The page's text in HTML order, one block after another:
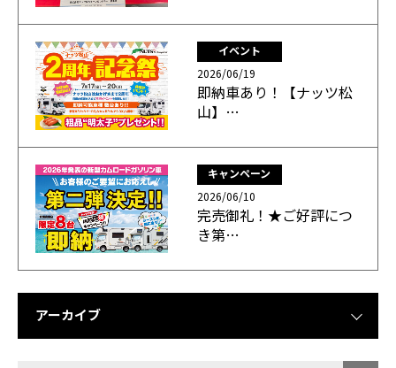
イベント
2026/06/19
即納車あり！【ナッツ松
山】…
キャンペーン
2026/06/10
完売御礼！★ご好評につ
き第…
アーカイブ